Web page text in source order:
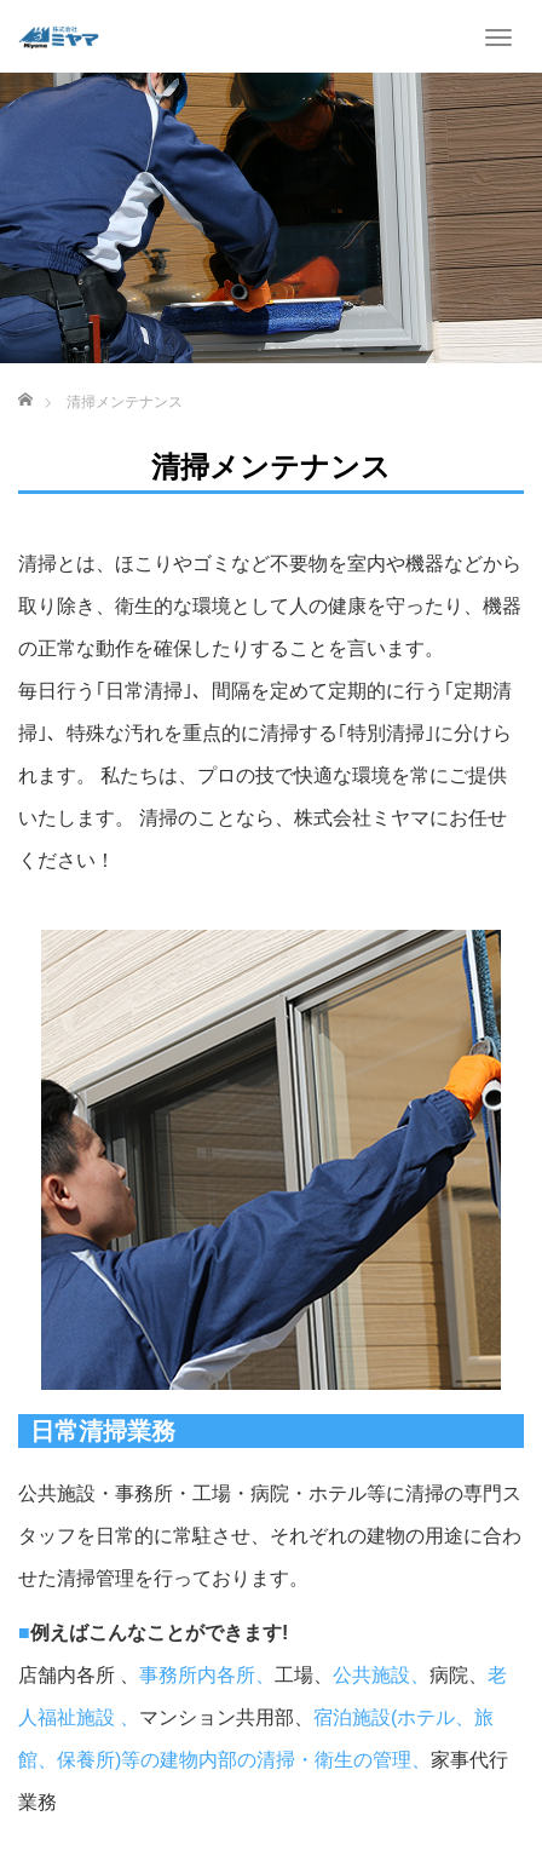
T
g
g
l
e
n
a
v
i
g
a
t
ホーム 清掃メンテナンス
清掃メンテナンス
清掃とは、ほこりやゴミなど不要物を室内や機器などから
取り除き、衛生的な環境として人の健康を守ったり、機器
の正常な動作を確保したりすることを言います。
毎日行う｢日常清掃｣、間隔を定めて定期的に行う｢定期清
掃｣、特殊な汚れを重点的に清掃する｢特別清掃｣に分けら
れます。 私たちは、プロの技で快適な環境を常にご提供
いたします。 清掃のことなら、株式会社ミヤマにお任せ
ください！
日常清掃業務
公共施設・事務所・工場・病院・ホテル等に清掃の専門ス
タッフを日常的に常駐させ、それぞれの建物の用途に合わ
せた清掃管理を行っております。
■例えばこんなことができます!
店舗内各所 、 事務所内各所、 工場、 公共施設、 病院、 老
人福祉施設 、 マンション共用部、 宿泊施設(ホテル、旅
館、保養所)等の建物内部の清掃・衛生の管理、 家事代行
業務